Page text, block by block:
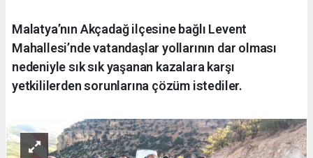
Malatya’nın Akçadağ ilçesine bağlı Levent
Mahallesi’nde vatandaşlar yollarının dar olması
nedeniyle sık sık yaşanan kazalara karşı
yetkililerden sorunlarına çözüm istediler.